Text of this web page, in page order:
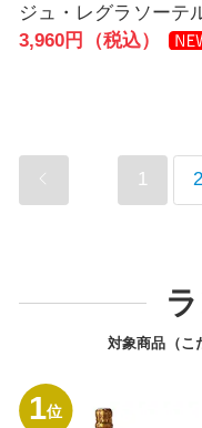
ジュ・レグラソーテ
3,960円（税込）
1 2
対象商品（こ
1位